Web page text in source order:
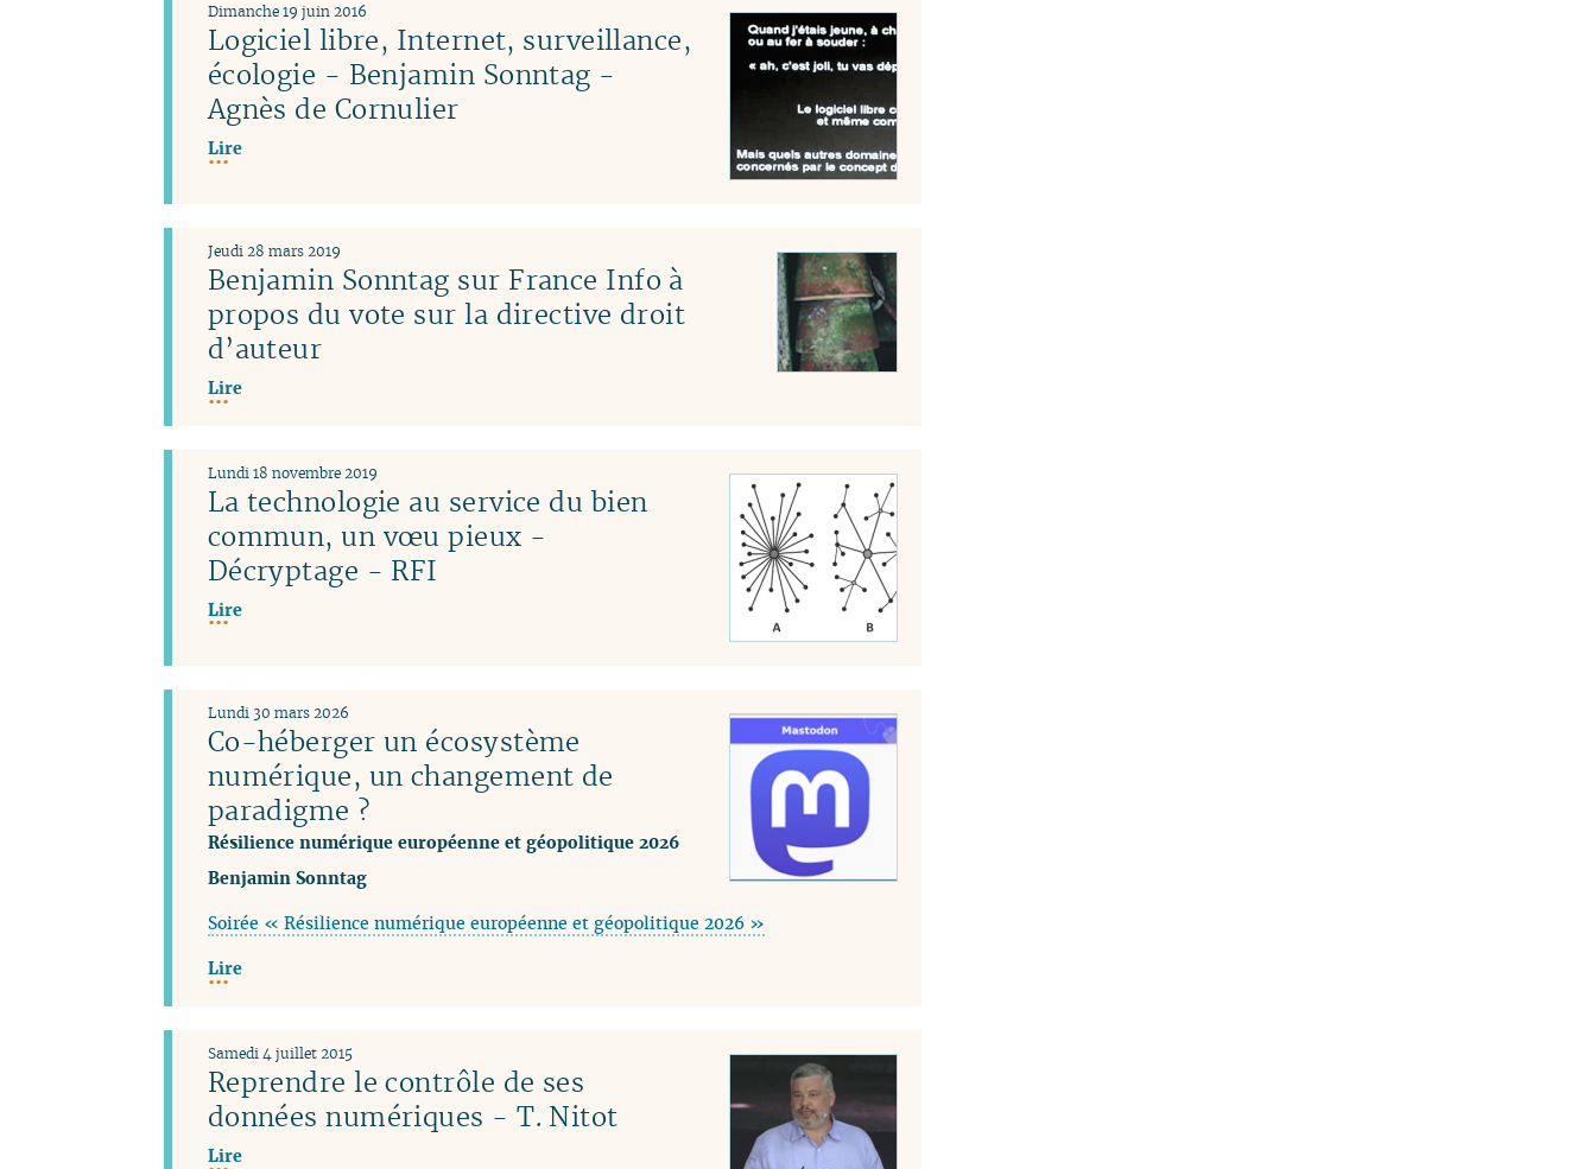
Logiciel libre, Internet, surveillance,
écologie - Benjamin Sonntag -
Agnès de Cornulier
Dimanche 19 juin 2016
Lire
Benjamin Sonntag sur France Info à
propos du vote sur la directive droit
d’auteur
Jeudi 28 mars 2019
Lire
La technologie au service du bien
commun, un vœu pieux -
Décryptage - RFI
Lundi 18 novembre 2019
Lire
Co-héberger un écosystème
numérique, un changement de
paradigme ?
Résilience numérique européenne et géopolitique 2026
Lundi 30 mars 2026
Benjamin Sonntag
Soirée « Résilience numérique européenne et géopolitique 2026 »
Lire
Reprendre le contrôle de ses
données numériques - T. Nitot
Samedi 4 juillet 2015
Lire